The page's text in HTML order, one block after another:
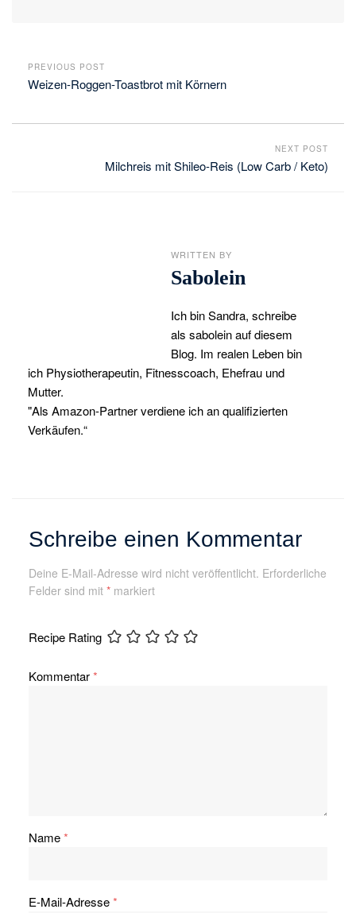
PREVIOUS POST
Weizen-Roggen-Toastbrot mit Körnern
NEXT POST
Milchreis mit Shileo-Reis (Low Carb / Keto)
WRITTEN BY
Sabolein
Ich bin Sandra, schreibe
als sabolein auf diesem
Blog. Im realen Leben bin
ich Physiotherapeutin, Fitnesscoach, Ehefrau und
Mutter.
"Als Amazon-Partner verdiene ich an qualifizierten
Verkäufen.“
Schreibe einen Kommentar
Deine E-Mail-Adresse wird nicht veröffentlicht. Erforderliche
Felder sind mit *markiert
Recipe Rating
Kommentar*
Name*
E-Mail-Adresse*